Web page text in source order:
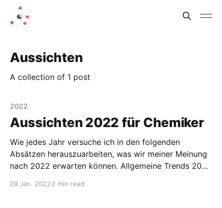
Aussichten
A collection of 1 post
2022
Aussichten 2022 für Chemiker
Wie jedes Jahr versuche ich in den folgenden
Absätzen herauszuarbeiten, was wir meiner Meinung
nach 2022 erwarten können. Allgemeine Trends 2022
09 Jan. 2022 2 min read